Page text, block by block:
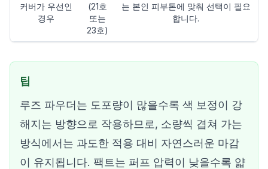
커버가 우선인
경우
(21호
또는
23호)
는 본인 피부톤에 맞춰 선택이 필요
합니다.
팁
루즈 파우더는 도포량이 많을수록 색 보정이 강
해지는 방향으로 작용하므로, 소량씩 겹쳐 가는
방식에서는 과도한 적용 대비 자연스러운 마감
이 유지됩니다. 팩트는 퍼프 압력이 낮을수록 얇